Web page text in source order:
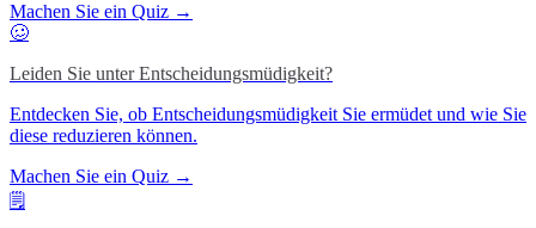
Machen Sie ein Quiz →
🥴
Leiden Sie unter Entscheidungsmüdigkeit?
Entdecken Sie, ob Entscheidungsmüdigkeit Sie ermüdet und wie Sie
diese reduzieren können.
Machen Sie ein Quiz →
🗒️